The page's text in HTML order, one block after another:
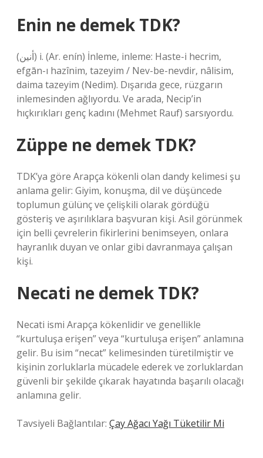
Enin ne demek TDK?
(ﺃﻧﻴﻦ) i. (Ar. enín) İnleme, inleme: Haste-i hecrim,
efgān-ı hazînim, tazeyim / Nev-be-nevdir, nâlisim,
daima tazeyim (Nedim). Dışarıda gece, rüzgarın
inlemesinden ağlıyordu. Ve arada, Necip’in
hıçkırıkları genç kadını (Mehmet Rauf) sarsıyordu.
Züppe ne demek TDK?
TDK’ya göre Arapça kökenli olan dandy kelimesi şu
anlama gelir: Giyim, konuşma, dil ve düşüncede
toplumun gülünç ve çelişkili olarak gördüğü
gösteriş ve aşırılıklara başvuran kişi. Asil görünmek
için belli çevrelerin fikirlerini benimseyen, onlara
hayranlık duyan ve onlar gibi davranmaya çalışan
kişi.
Necati ne demek TDK?
Necati ismi Arapça kökenlidir ve genellikle
“kurtuluşa erişen” veya “kurtuluşa erişen” anlamına
gelir. Bu isim “necat” kelimesinden türetilmiştir ve
kişinin zorluklarla mücadele ederek ve zorluklardan
güvenli bir şekilde çıkarak hayatında başarılı olacağı
anlamına gelir.
Tavsiyeli Bağlantılar: Çay Ağacı Yağı Tüketilir Mi